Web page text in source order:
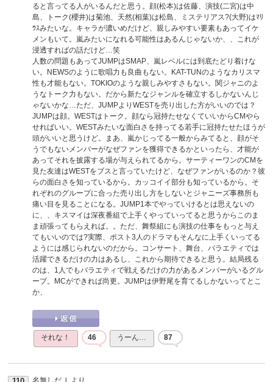
ると言ってる人がいるんだと思う。顔(松本)は佐藤、演技(二宮)は中
島、トーク(櫻井)は菊池、天然(相葉)は松島、ミステリアス?(大野)はﾏﾘ
ｳｽみたいな。キャラが濃いめだけど、親しみやすい要素もあってイケ
メンもいて。嵐みたいになれる可能性はあるんじゃないか、、これが
浸透すればの話だけど…笑
人数の問題もあってJUMPはSMAP、嵐レベルには到底たどり着けな
い。NEWSのように歌唱力も良曲もない。KAT-TUNのようなカリスマ
性も才能もない。TOKIOのような親しみやすさもない。関ジャニのよ
うなトーク力もない。だから新たなジャンルを確立するしかないんじ
ゃないかな…ただ、JUMPよりWESTを売り出した方がいいのでは？
JUMPは顔。WESTはトーク。顔なら冠持たせなくていいからCMやら
せればいい。WESTみたいな面白さを持ってる若手に冠持たせたほうが
頭がいいと思うけど。まあ、嵐かじってる一般からみてると、顔がそ
うでもないメンバーがなぜファンを獲得できるかといったら、才能が
あってそれを披露する場が与えられてるから。サーティーワンのCMを
見た友達はWESTをブスと言っていたけど、なぜファンがいるのか？彼
らの面白さを知っているから。カッコイイ部分も知っているから。そ
れぞれのグループに合った売り出し方をしないとジャニーズ事務所も
痛い目を見ることになる。JUMP1本でやっていけるとは思えないの
に、、キスマイは深夜番組で上手くやっていってると思うからこのま
ま頑張ってもらえれば。。ただ、舞祭組にも演技の仕事をもっと与え
てもいいのでは?実際、ポスト3人のドラマもそんなに上手くいってる
ようには感じられないのだから。コンサート、舞台、バラエティでは
活躍できるだけの力はあるし、これから期待できると思う。結局残る
のは、1人でもバラエティで戦えるだけの力があるメンバーがいるグル
ープ。MCができれば尚更。JUMPは伊野尾を育てるしかないってとこ
か、
それな！ 46 うーん… 87
名無しだＪ より